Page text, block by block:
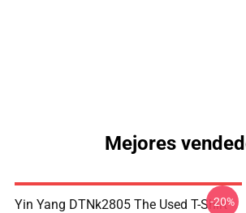
Mejores
Yin Yang DTNk2805 The Used T-Shirt
-20%